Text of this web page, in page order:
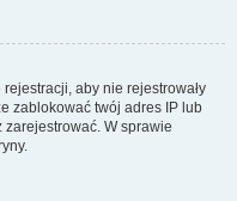
rejestracji, aby nie rejestrowały
zablokować twój adres IP lub
zarejestrować. W sprawie